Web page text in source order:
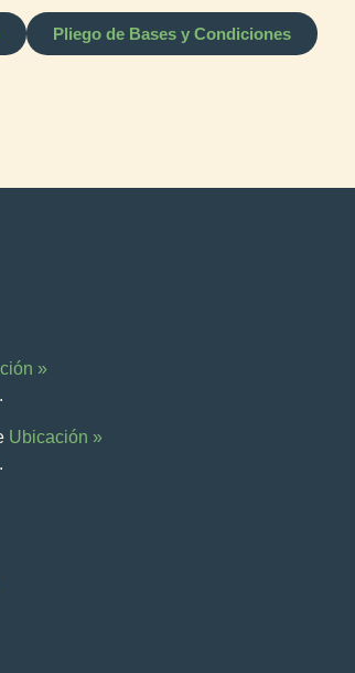
Pliego de Bases y Condiciones
»
Ubicación »